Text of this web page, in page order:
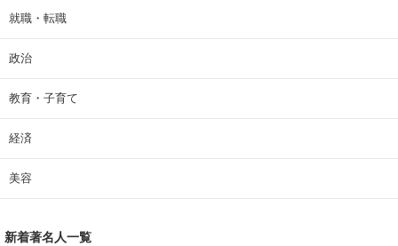
就職・転職
政治
教育・子育て
経済
美容
新着著名人一覧